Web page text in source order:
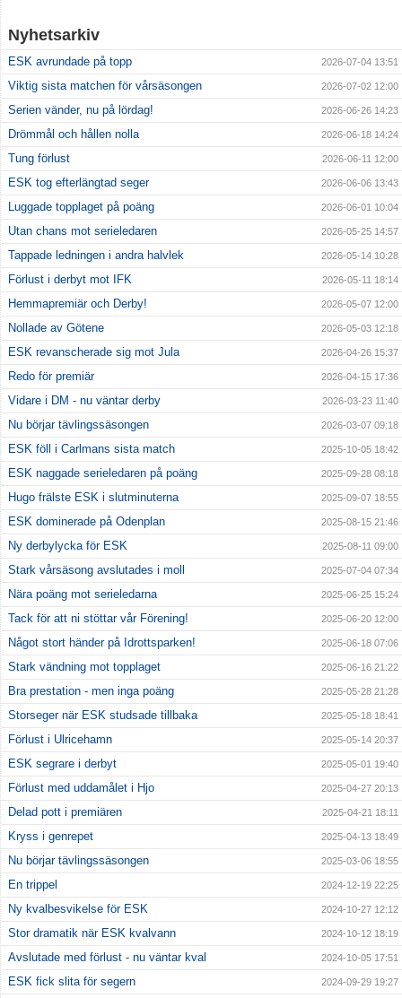
Nyhetsarkiv
ESK avrundade på topp 2026-07-04 13:51
Viktig sista matchen för vårsäsongen 2026-07-02 12:00
Serien vänder, nu på lördag! 2026-06-26 14:23
Drömmål och hållen nolla 2026-06-18 14:24
Tung förlust 2026-06-11 12:00
ESK tog efterlängtad seger 2026-06-06 13:43
Luggade topplaget på poäng 2026-06-01 10:04
Utan chans mot serieledaren 2026-05-25 14:57
Tappade ledningen i andra halvlek 2026-05-14 10:28
Förlust i derbyt mot IFK 2026-05-11 18:14
Hemmapremiär och Derby! 2026-05-07 12:00
Nollade av Götene 2026-05-03 12:18
ESK revanscherade sig mot Jula 2026-04-26 15:37
Redo för premiär 2026-04-15 17:36
Vidare i DM - nu väntar derby 2026-03-23 11:40
Nu börjar tävlingssäsongen 2026-03-07 09:18
ESK föll i Carlmans sista match 2025-10-05 18:42
ESK naggade serieledaren på poäng 2025-09-28 08:18
Hugo frälste ESK i slutminuterna 2025-09-07 18:55
ESK dominerade på Odenplan 2025-08-15 21:46
Ny derbylycka för ESK 2025-08-11 09:00
Stark vårsäsong avslutades i moll 2025-07-04 07:34
Nära poäng mot serieledarna 2025-06-25 15:24
Tack för att ni stöttar vår Förening! 2025-06-20 12:00
Något stort händer på Idrottsparken! 2025-06-18 07:06
Stark vändning mot topplaget 2025-06-16 21:22
Bra prestation - men inga poäng 2025-05-28 21:28
Storseger när ESK studsade tillbaka 2025-05-18 18:41
Förlust i Ulricehamn 2025-05-14 20:37
ESK segrare i derbyt 2025-05-01 19:40
Förlust med uddamålet i Hjo 2025-04-27 20:13
Delad pott i premiären 2025-04-21 18:11
Kryss i genrepet 2025-04-13 18:49
Nu börjar tävlingssäsongen 2025-03-06 18:55
En trippel 2024-12-19 22:25
Ny kvalbesvikelse för ESK 2024-10-27 12:12
Stor dramatik när ESK kvalvann 2024-10-12 18:19
Avslutade med förlust - nu väntar kval 2024-10-05 17:51
ESK fick slita för segern 2024-09-29 19:27